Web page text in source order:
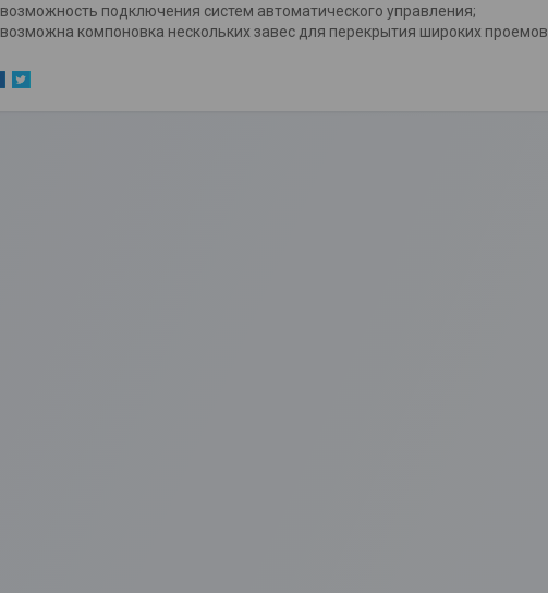
возможность подключения систем автоматического управления;
возможна компоновка нескольких завес для перекрытия широких проемов.